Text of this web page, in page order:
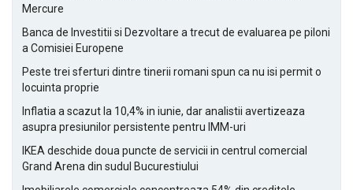
Mercure
Banca de Investitii si Dezvoltare a trecut de evaluarea pe piloni
a Comisiei Europene
Peste trei sferturi dintre tinerii romani spun ca nu isi permit o
locuinta proprie
Inflatia a scazut la 10,4% in iunie, dar analistii avertizeaza
asupra presiunilor persistente pentru IMM-uri
IKEA deschide doua puncte de servicii in centrul comercial
Grand Arena din sudul Bucurestiului